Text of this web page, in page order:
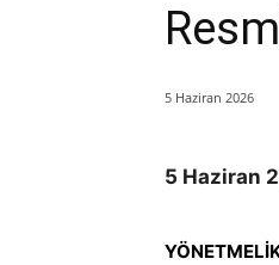
5 Haziran 2026
5 Haziran